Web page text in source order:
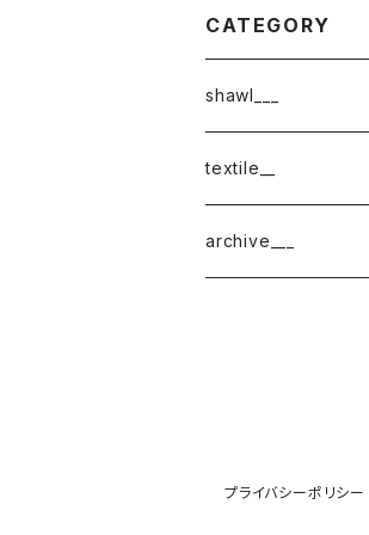
CATEGORY
shawl___
cotton
border
cotton × wool
textile__
織物
archive___
プライバシーポリシー